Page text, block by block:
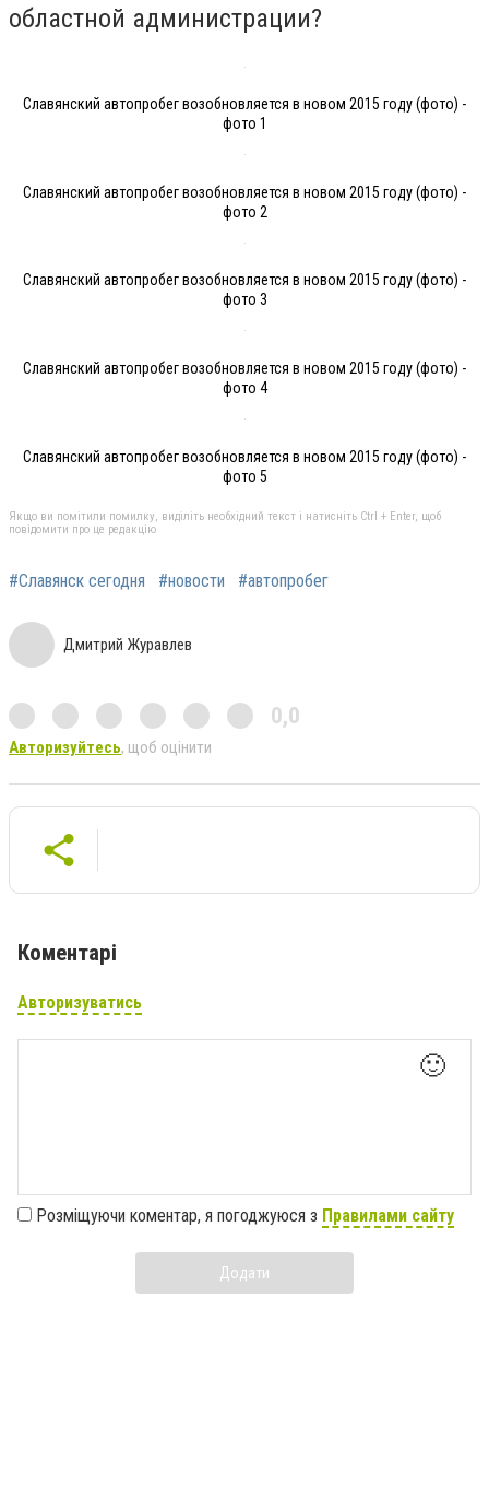
областной администрации?
Славянский автопробег возобновляется в новом 2015 году (фото) -
фото 1
Славянский автопробег возобновляется в новом 2015 году (фото) -
фото 2
Славянский автопробег возобновляется в новом 2015 году (фото) -
фото 3
Славянский автопробег возобновляется в новом 2015 году (фото) -
фото 4
Славянский автопробег возобновляется в новом 2015 году (фото) -
фото 5
Якщо ви помітили помилку, виділіть необхідний текст і натисніть Ctrl + Enter, щоб
повідомити про це редакцію
#Славянск сегодня #новости #автопробег
Дмитрий Журавлев
0,0
Авторизуйтесь, щоб оцінити
Коментарі
Авторизуватись
🙂
Розміщуючи коментар, я погоджуюся з Правилами сайту
Додати